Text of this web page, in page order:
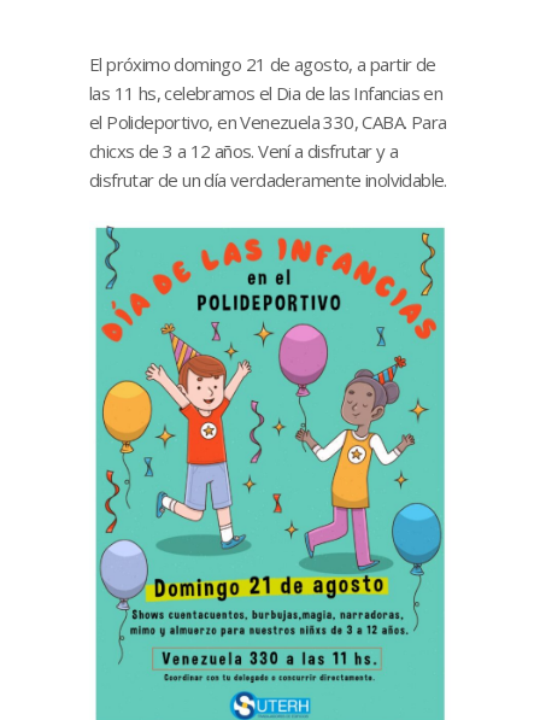
El próximo domingo 21 de agosto, a partir de
las 11 hs, celebramos el Dia de las Infancias en
el Polideportivo, en Venezuela 330, CABA. Para
chicxs de 3 a 12 años. Vení a disfrutar y a
disfrutar de un día verdaderamente inolvidable.